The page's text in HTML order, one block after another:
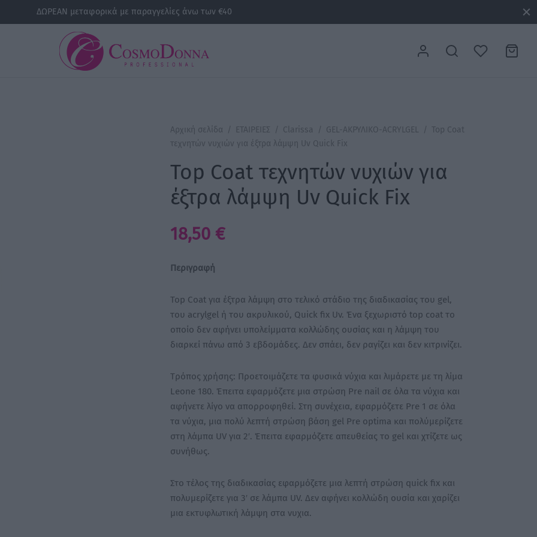
ΔΩΡΕΑΝ μεταφορικά με παραγγελίες άνω των €40
Αρχική σελίδα / ΕΤΑΙΡΕΙΕΣ / Clarissa / GEL-ΑΚΡΥΛΙΚΟ-ACRYLGEL / Top Coat
τεχνητών νυχιών για έξτρα λάμψη Uv Quick Fix
Top Coat τεχνητών νυχιών για
έξτρα λάμψη Uv Quick Fix
18,50 €
Περιγραφή
Top Coat για έξτρα λάμψη στο τελικό στάδιο της διαδικασίας του gel,
του acrylgel ή του ακρυλικού, Quick fix Uv. Ένα ξεχωριστό top coat το
οποίο δεν αφήνει υπολείμματα κολλώδης ουσίας και η λάμψη του
διαρκεί πάνω από 3 εβδομάδες. Δεν σπάει, δεν ραγίζει και δεν κιτρινίζει.
Tρόπος χρήσης: Προετοιμάζετε τα φυσικά νύχια και λιμάρετε με τη λίμα
Leone 180. Έπειτα εφαρμόζετε μια στρώση Pre nail σε όλα τα νύχια και
αφήνετε λίγο να απορροφηθεί. Στη συνέχεια, εφαρμόζετε Pre 1 σε όλα
τα νύχια, μια πολύ λεπτή στρώση βάση gel Pre optima και πολύμερίζετε
στη λάμπα UV για 2′. Έπειτα εφαρμόζετε απευθείας το gel και χτίζετε ως
συνήθως.
Στο τέλος της διαδικασίας εφαρμόζετε μια λεπτή στρώση quick fix και
πολυμερίζετε για 3′ σε λάμπα UV. Δεν αφήνει κολλώδη ουσία και χαρίζει
μια εκτυφλωτική λάμψη στα νυχια.